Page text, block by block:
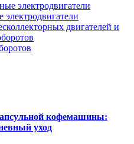
электродвигатели
электродвигатели
двигателей и
кофемашины:
уход